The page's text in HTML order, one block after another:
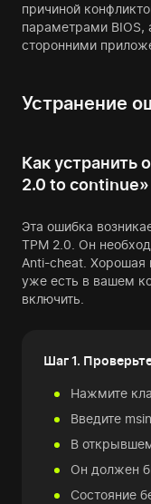
причиной
параметрами BIOS,
сторонними
Устранение
Как устранить
2.0 to continue»
Эта ошибка
TPM 2.0. Он
Anti-cheat. Хорошая
уже есть в вашем
включить.
Шаг 1.
Нажмите
Введите
В
Он должен
Состояние